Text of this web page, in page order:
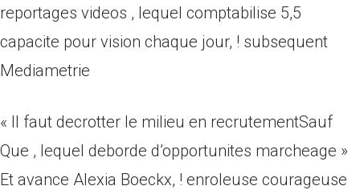
reportages videos , lequel comptabilise 5,5
capacite pour vision chaque jour, ! subsequent
Mediametrie
« Il faut decrotter le milieu en recrutementSauf
Que , lequel deborde d’opportunites marcheage »
Et avance Alexia Boeckx, ! enroleuse courageuse